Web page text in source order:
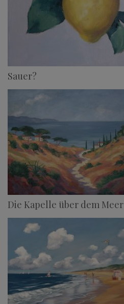
Sauer?
Die Kapelle über dem Meer